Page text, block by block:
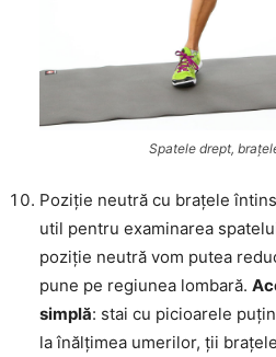
Spatele drept,
Poziție neutră cu brațele
util pentru examinarea
poziție neutră vom putea
pune pe regiunea lombară.
simplă: stai cu picioarele
la înălțimea umerilor, ții